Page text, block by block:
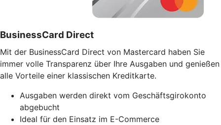
BusinessCard Direct
Mit der BusinessCard Direct von Mastercard haben Sie
immer volle Transparenz über Ihre Ausgaben und genießen
alle Vorteile einer klassischen Kreditkarte.
Ausgaben werden direkt vom Geschäftsgirokonto
abgebucht
Ideal für den Einsatz im E-Commerce